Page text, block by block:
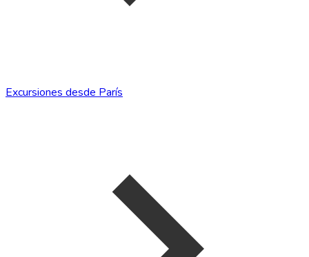
Excursiones desde París